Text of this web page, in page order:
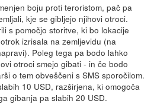
boju proti teroristom, pač pa
kje se gibljejo njihovi otroci.
s pomočjo storitve, ki bo lokacije
izrisala na zemljevidu (na
Poleg tega pa bodo lahko
otroci smejo gibati - in če bodo
o tem obveščeni s SMS sporočilom.
10 USD, razširjena, ki omogoča
gibanja pa slabih 20 USD.